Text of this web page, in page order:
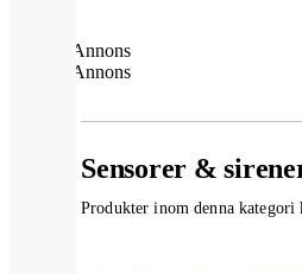
Annons
Annons
Sensorer &
Produkter inom denna kategori